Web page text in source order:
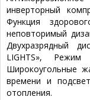
инверторный
Функция
неповторимый
Двухразрядный
LIGHTS», Режим
Широкоугольные
времени и
отопления.